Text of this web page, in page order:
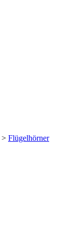
> Flügelhörner